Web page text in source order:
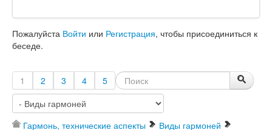
Пожалуйста Войти или Регистрация, чтобы присоединиться к
беседе.
1 2 3 4 5
Гармонь, технические аспекты
Виды гармоней